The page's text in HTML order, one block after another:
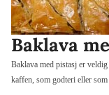
Baklava
Baklava med pistasj er
kaffen, som godteri eller som